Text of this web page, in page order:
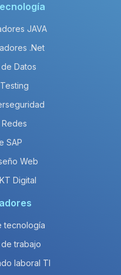
JAVA
.Net
Datos
SAP
Web
Digital
tecnología
trabajo
laboral TI